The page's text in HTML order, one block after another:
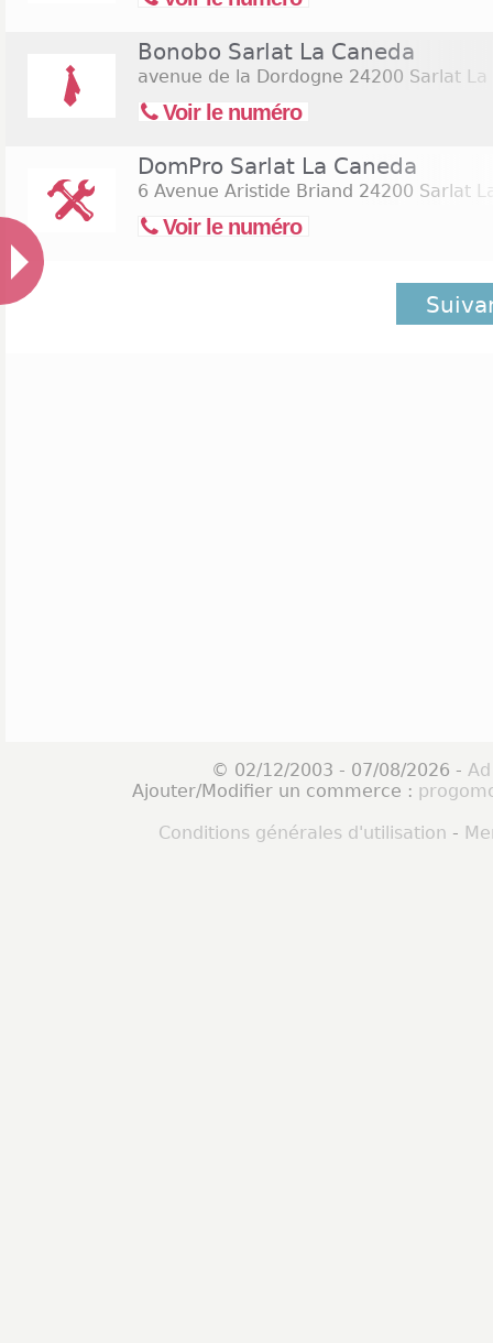
Bonobo Sarlat La Caneda
avenue de la Dordogne 24200 Sarlat La
Voir le numéro
DomPro Sarlat La Caneda
6 Avenue Aristide Briand 24200 Sarlat
Voir le numéro
© 02/12/2003 - 07/08/2026 -
Ajouter/Modifier un commerce :
Conditions générales d'utilisation -